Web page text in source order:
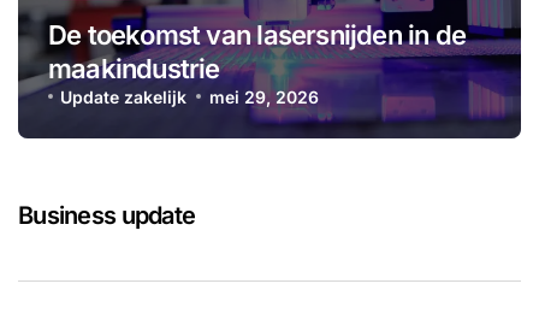
De toekomst van lasersnijden in de
maakindustrie
Update zakelijk mei 29, 2026
Business update